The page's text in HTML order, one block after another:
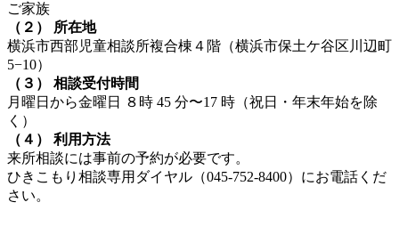
ご家族
（２） 所在地
横浜市⻄部児童相談所複合棟４階（横浜市保⼟ケ⾕区川辺町
5−10）
（３） 相談受付時間
⽉曜⽇から⾦曜⽇ ８時 45 分〜17 時（祝⽇・年末年始を除
く）
（４） 利⽤⽅法
来所相談には事前の予約が必要です。
ひきこもり相談専⽤ダイヤル（045-752-8400）にお電話くだ
さい。